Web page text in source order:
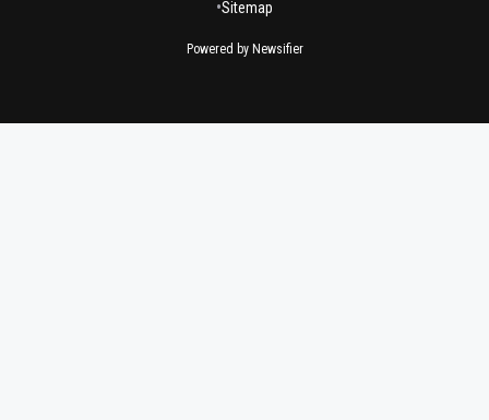
•Sitemap
Powered by Newsifier